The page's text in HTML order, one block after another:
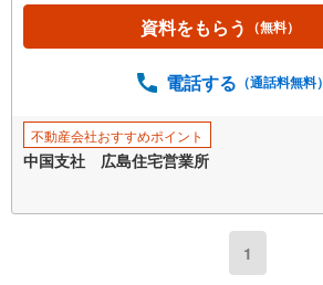
資料をもらう （無料）
電話する （通話料無料）
不動産会社おすすめポイント
中国支社 広島住宅営業所
1